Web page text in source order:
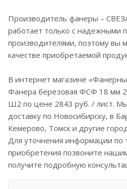
Производитель фанеры –
работает только с надежными
производителями, поэтому вы
качестве приобретаемой
В интернет магазине
Фанера березовая ФСФ 18 мм
Ш2 по цене 2843 руб. / лист.
доставку по Новосибирску, в
Кемерово, Томск и другие
Для уточнения информации по
приобретения позвоните
получите подробную